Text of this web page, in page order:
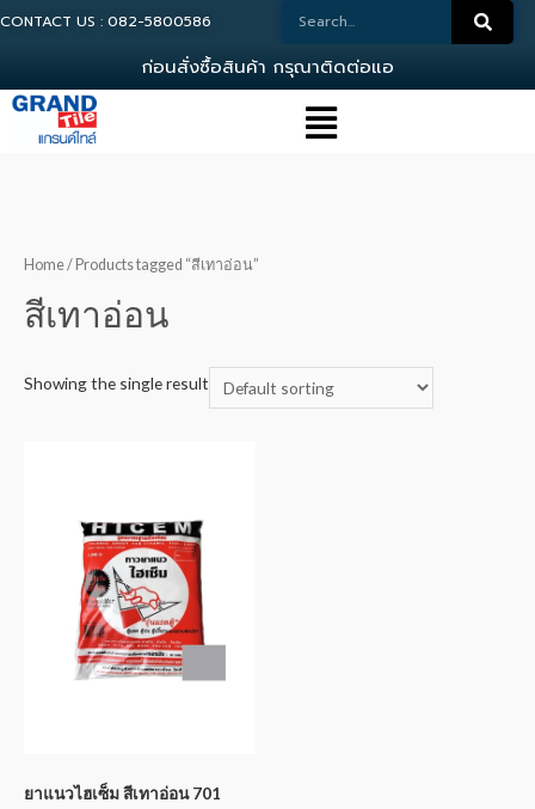
CONTACT US : 082-5800586
อนสงซอสนคา ก รณาตดตอแอด
Home/ Products tagged “สีเทาอ่อน”
สีเทาอ่อน
Showing the single result
ยาแนวไฮเซ็ม สีเทาอ่อน 701